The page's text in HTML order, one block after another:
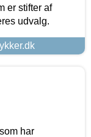
er stifter af
udvalg.
har